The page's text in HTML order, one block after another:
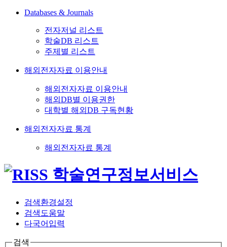
Databases & Journals
전자저널 리스트
학술DB 리스트
주제별 리스트
해외전자자료 이용안내
해외전자자료 이용안내
해외DB별 이용권한
대학별 해외DB 구독현황
해외전자자료 통계
해외전자자료 통계
검색환경설정
검색도움말
다국어입력
검색